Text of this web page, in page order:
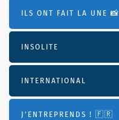
ILS ONT FAIT LA UNE 📸
INSOLITE
INTERNATIONAL
J'ENTREPRENDS ! 🇫🇷